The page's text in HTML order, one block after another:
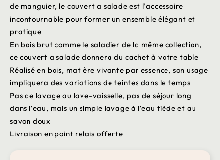
de manguier, le couvert a salade est l’accessoire
incontournable pour former un ensemble élégant et
pratique
En bois brut comme le saladier de la même collection,
ce couvert a salade donnera du cachet à votre table
Réalisé en bois, matière vivante par essence, son usage
impliquera des variations de teintes dans le temps
Pas de lavage au lave-vaisselle, pas de séjour long
dans l’eau, mais un simple lavage à l’eau tiède et au
savon doux
Livraison en point relais offerte